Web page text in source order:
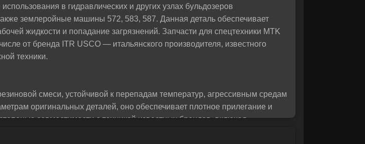
лучшее решение для вас!
в гидравлических и других узлах бульдозеров
землеройные машины 572, 583, 587. Данная деталь обеспечивает
жидкости и попадание загрязнений. Запчасти для спецтехники MTK
от бренда ITR USCO — итальянского производителя, известного
техники.
смеси, устойчивой к перепадам температур, агрессивным средам
оригинальных деталей, оно обеспечивает плотное прилегание и
совместимости с техникой известных брендов, включая